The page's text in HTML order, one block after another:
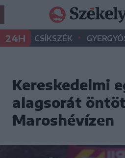
24H CSÍKSZÉK •
Kereskedelmi
alagsorát
Maroshévízen